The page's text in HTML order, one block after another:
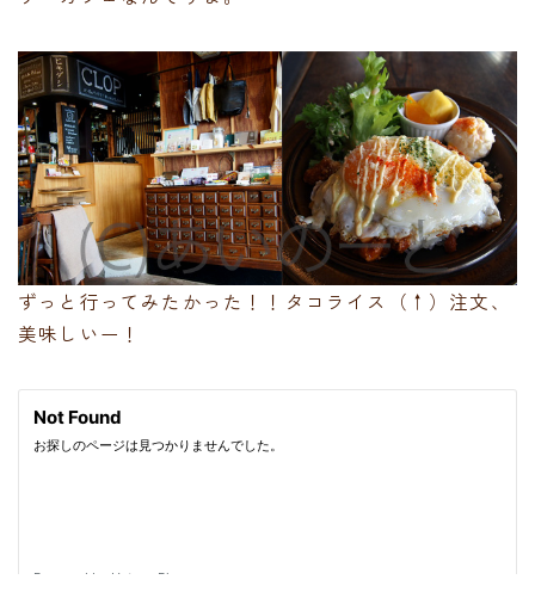
ずっと行ってみたかった！！タコライス（↑）注文、
美味しいー！